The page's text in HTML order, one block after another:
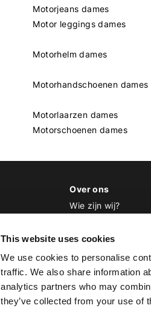
This website uses cookies
We use cookies to personalise
traffic. We also share information
analytics partners who may
they’ve collected from your use of
Motorjeans dames
Motor leggings dames
Motorhelm dames
Motorhandschoenen dames
Motorlaarzen dames
Motorschoenen dames
Over ons
Wie zijn wij?
Werken bij Biker